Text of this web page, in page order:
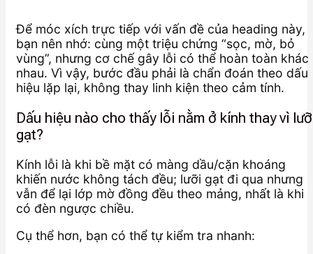
Để móc xích trực tiếp với vấn đề của heading này,
bạn nên nhớ: cùng một triệu chứng “sọc, mờ, bỏ
vùng”, nhưng cơ chế gây lỗi có thể hoàn toàn khác
nhau. Vì vậy, bước đầu phải là chẩn đoán theo dấu
hiệu lặp lại, không thay linh kiện theo cảm tính.
Dấu hiệu nào cho thấy lỗi nằm ở kính thay vì
gạt?
Kính lỗi là khi bề mặt có màng dầu/cặn khoáng
khiến nước không tách đều; lưỡi gạt đi qua nhưng
vẫn để lại lớp mờ đồng đều theo mảng, nhất là khi
có đèn ngược chiều.
Cụ thể hơn, bạn có thể tự kiểm tra nhanh: